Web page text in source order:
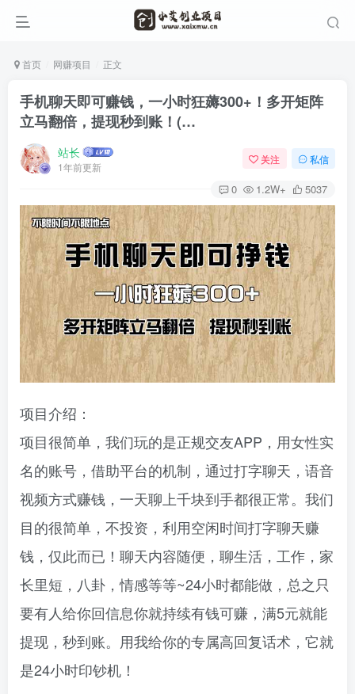
首页 网赚项目 正文
手机聊天即可赚钱，一小时狂薅300+！多开矩阵
立马翻倍，提现秒到账！(…
站长
1年前更新
关注 私信
0 1.2W+ 5037
项目介绍：
项目很简单，我们玩的是正规交友APP，用女性实
名的账号，借助平台的机制，通过打字聊天，语音
视频方式赚钱，一天聊上千块到手都很正常。我们
目的很简单，不投资，利用空闲时间打字聊天赚
钱，仅此而已！聊天内容随便，聊生活，工作，家
长里短，八卦，情感等等~24小时都能做，总之只
要有人给你回信息你就持续有钱可赚，满5元就能
提现，秒到账。用我给你的专属高回复话术，它就
是24小时印钞机！